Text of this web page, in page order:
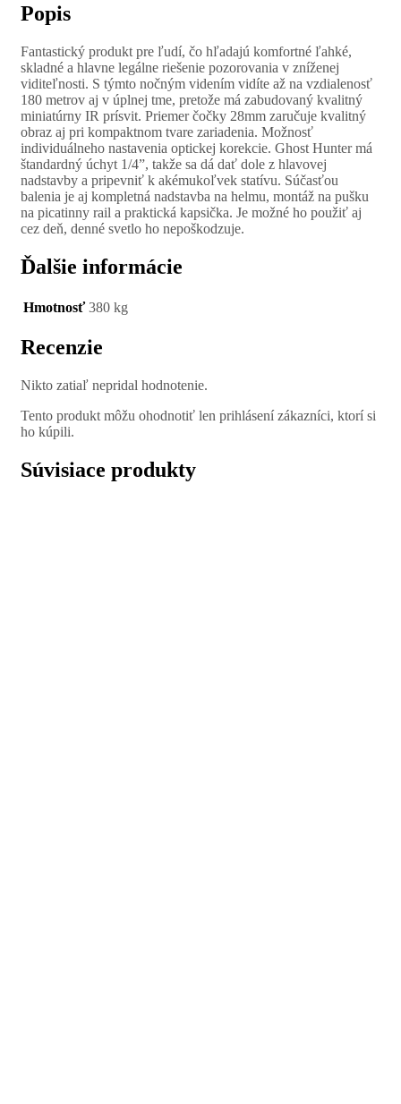
Popis
Fantastický produkt pre ľudí, čo hľadajú komfortné ľahké,
skladné a hlavne legálne riešenie pozorovania v zníženej
viditeľnosti. S týmto nočným videním vidíte až na vzdialenosť
180 metrov aj v úplnej tme, pretože má zabudovaný kvalitný
miniatúrny IR prísvit. Priemer čočky 28mm zaručuje kvalitný
obraz aj pri kompaktnom tvare zariadenia. Možnosť
individuálneho nastavenia optickej korekcie. Ghost Hunter má
štandardný úchyt 1/4”, takže sa dá dať dole z hlavovej
nadstavby a pripevniť k akémukoľvek statívu. Súčasťou
balenia je aj kompletná nadstavba na helmu, montáž na pušku
na picatinny rail a praktická kapsička. Je možné ho použiť aj
cez deň, denné svetlo ho nepoškodzuje.
Ďalšie informácie
Hmotnosť 380 kg
Recenzie
Nikto zatiaľ nepridal hodnotenie.
Tento produkt môžu ohodnotiť len prihlásení zákazníci, ktorí si
ho kúpili.
Súvisiace produkty